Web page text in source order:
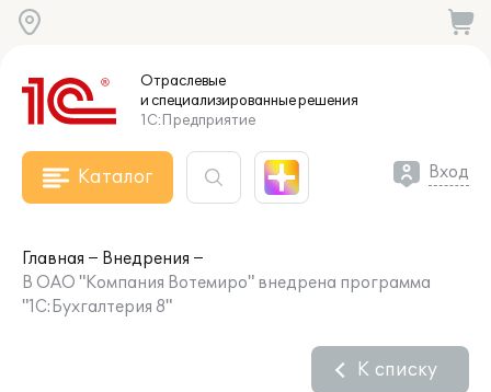
Отраслевые
и специализированныерешения
1С:Предприятие
Каталог Вход
Главная
Внедрения
В ОАО "Компания Вотемиро" внедрена программа
"1С:Бухгалтерия 8"
К списку